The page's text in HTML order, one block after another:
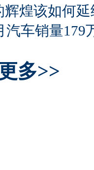
辉煌该如何延
汽车销量179
多>>